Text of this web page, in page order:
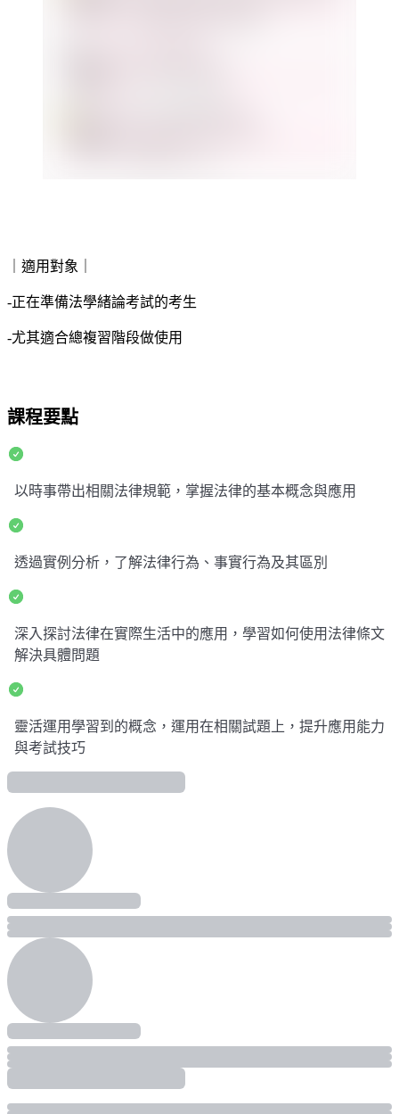
｜適用對象｜
-正在準備法學緒論考試的考生
-尤其適合總複習階段做使用
課程要點
以時事帶出相關法律規範，掌握法律的基本概念與應用
透過實例分析，了解法律行為、事實行為及其區別
深入探討法律在實際生活中的應用，學習如何使用法律條文
解決具體問題
靈活運用學習到的概念，運用在相關試題上，提升應用能力
與考試技巧